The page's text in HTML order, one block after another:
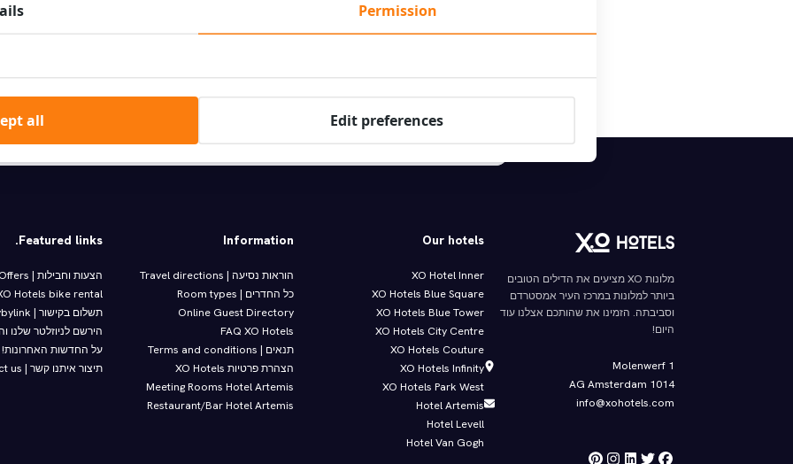
צ'ק-אאוט מאוחר חינם עד 12 בצהריים אושר מיד 10% הנחה המחירים
מלונות XO מציעים את הדילים הטובים
ביותר למלונות במרכז העיר אמסטרדם
וסביבתה. הזמינו את שהותכם אצלנו עוד
היום!
Molenwerf 1
1014 AG Amsterdam
info@xohotels.com
Our hotels
XO Hotel Inner
XO Hotels Blue Square
XO Hotels Blue Tower
XO Hotels City Centre
XO Hotels Couture
XO Hotels Infinity
XO Hotels Park West
Hotel Artemis
Hotel Levell
Hotel Van Gogh
Information
הוראות נסיעה | Travel directions
כל החדרים | Room types
Online Guest Directory
FAQ XO Hotels
תנאים | Terms and conditions
הצהרת פרטיות XO Hotels
Meeting Rooms Hotel Artemis
Restaurant/Bar Hotel Artemis
Featured links.
הצעות וחבילות | Offers
Hotels bike rental
תשלום בקישור | Paybylink
הירשם לניוזלטר שלנו
על החדשות האחרונות!
תיצור איתנו קשר | Contact us
Permission
Edit preferences
all